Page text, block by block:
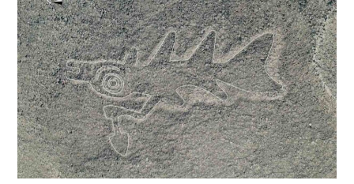
prehispánico
en
avenida
Chapultepec?
Arqueólogos
explican
el
descubrimiento
a
UnoTV